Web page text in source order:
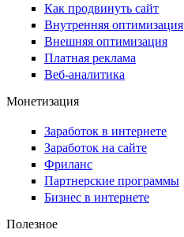
Как продвинуть сайт
Внутренняя оптимизация
Внешняя оптимизация
Платная реклама
Веб-аналитика
Монетизация
Заработок в интернете
Заработок на сайте
Фриланс
Партнерские программы
Бизнес в интернете
Полезное